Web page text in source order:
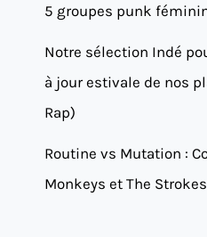
5 groupes punk
Notre sélection Indé
à jour estivale de nos
Rap)
Routine vs Mutation :
Monkeys et The